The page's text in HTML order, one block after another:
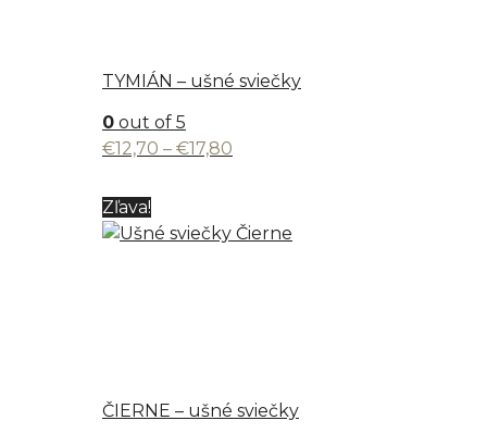
TYMIÁN – ušné sviečky
0 out of 5
€12,70 – €17,80
through
Zľava!
ČIERNE – ušné sviečky